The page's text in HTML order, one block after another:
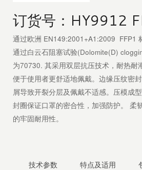
订货号：HY9912
通过欧洲 EN149:2001+A1:2009 FFP1
通过白云石阻塞试验(Dolomite(D)
为70730. 其采用双层抗压技术，耐热耐
便于使用者更舒适地佩戴。边缘压纹密
屑导致开裂分层及佩戴不适感。压模成
封圈保证口罩的密合性，加强防护。 柔
的牢固耐用性。
技术参数 特点及适用